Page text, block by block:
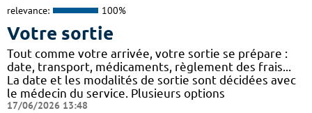
relevance: 100%
Votre sortie
Tout comme votre arrivée, votre sortie se prépare :
date, transport, médicaments, règlement des frais...
La date et les modalités de sortie sont décidées avec
le médecin du service. Plusieurs options
17/06/2026 13:48